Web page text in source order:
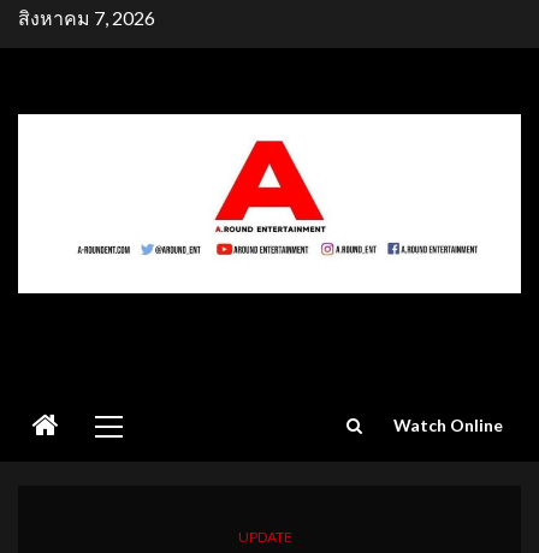
Skipสิงหาคม 7, 2026
Menu
Watch Online
UPDATE